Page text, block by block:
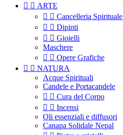
  ARTE
  Cancelleria Spirituale
  Dipinti
  Gioielli
Maschere
  Opere Grafiche
  NATURA
Acque Spirituali
Candele e Portacandele
  Cura del Corpo
  Incensi
Oli essenziali e diffusori
Canapa Solidale Nepal